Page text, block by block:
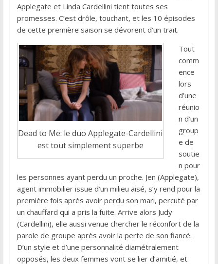
Applegate et Linda Cardellini tient toutes ses
promesses. C’est drôle, touchant, et les 10 épisodes
de cette première saison se dévorent d’un trait.
Dead to Me: le duo Applegate-Cardellini
est tout simplement superbe
Tout
comm
ence
lors
d’une
réunio
n d’un
group
e de
soutie
n pour
les personnes ayant perdu un proche. Jen (Applegate),
agent immobilier issue d’un milieu aisé, s’y rend pour la
première fois après avoir perdu son mari, percuté par
un chauffard qui a pris la fuite. Arrive alors Judy
(Cardellini), elle aussi venue chercher le réconfort de la
parole de groupe après avoir la perte de son fiancé.
D’un style et d’une personnalité diamétralement
opposés, les deux femmes vont se lier d’amitié, et